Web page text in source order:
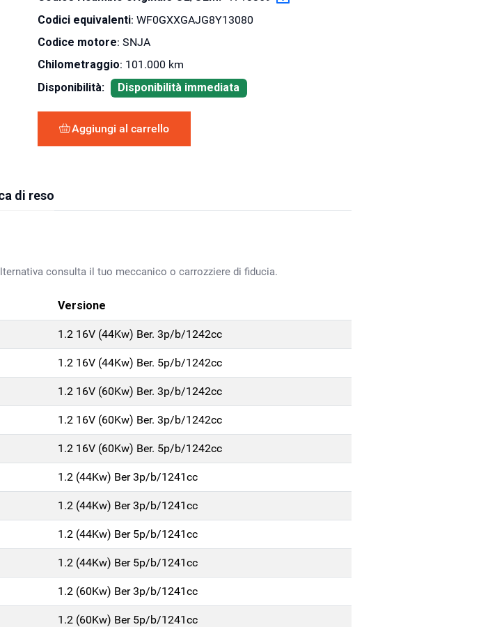
Codici equivalenti: WF0GXXGAJG8Y13080
Codice motore: SNJA
Chilometraggio: 101.000 km
Disponibilità:
Disponibilità immediata
Aggiungi al carrello
di reso
consulta il tuo meccanico o carrozziere di fiducia.
Versione
1.2 16V (44Kw) Ber. 3p/b/1242cc
1.2 16V (44Kw) Ber. 5p/b/1242cc
1.2 16V (60Kw) Ber. 3p/b/1242cc
1.2 16V (60Kw) Ber. 3p/b/1242cc
1.2 16V (60Kw) Ber. 5p/b/1242cc
1.2 (44Kw) Ber 3p/b/1241cc
1.2 (44Kw) Ber 3p/b/1241cc
1.2 (44Kw) Ber 5p/b/1241cc
1.2 (44Kw) Ber 5p/b/1241cc
1.2 (60Kw) Ber 3p/b/1241cc
1.2 (60Kw) Ber 5p/b/1241cc